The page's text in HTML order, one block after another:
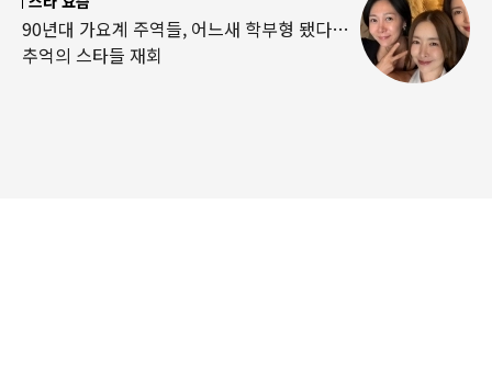
90년대 가요계 주역들, 어느새 학부형 됐다…
추억의 스타들 재회